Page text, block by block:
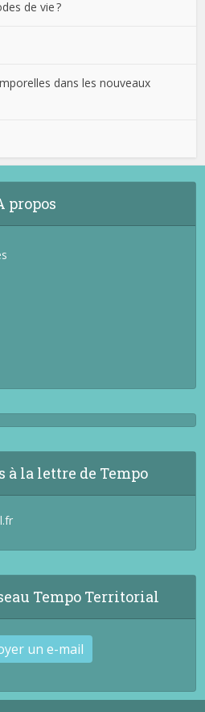
de vie ?
dans les nouveaux
propos
à la lettre de Tempo
Tempo Territorial
un e-mail